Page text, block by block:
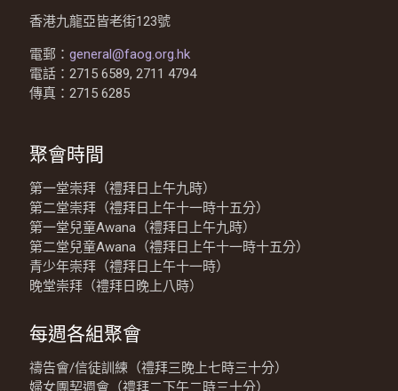
香港九龍亞皆老街123號
電郵： general@faog.org.hk
電話：2715 6589, 2711 4794
傳真：2715 6285
聚會時間
第一堂崇拜（禮拜日上午九時）
第二堂崇拜（禮拜日上午十一時十五分）
第一堂兒童Awana（禮拜日上午九時）
第二堂兒童Awana（禮拜日上午十一時十五分）
青少年崇拜（禮拜日上午十一時）
晚堂崇拜（禮拜日晚上八時）
每週各組聚會
禱告會/信徒訓練（禮拜三晚上七時三十分）
婦女團契週會（禮拜二下午二時三十分）